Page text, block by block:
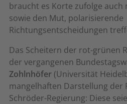
braucht es Korte zufolge
sowie den Mut, polarisierende
Richtungsentscheidungen
Das Scheitern der rot-grünen
der vergangenen
Zohlnhöfer (Universität
mangelhaften Darstellung der
Schröder-Regierung: Diese